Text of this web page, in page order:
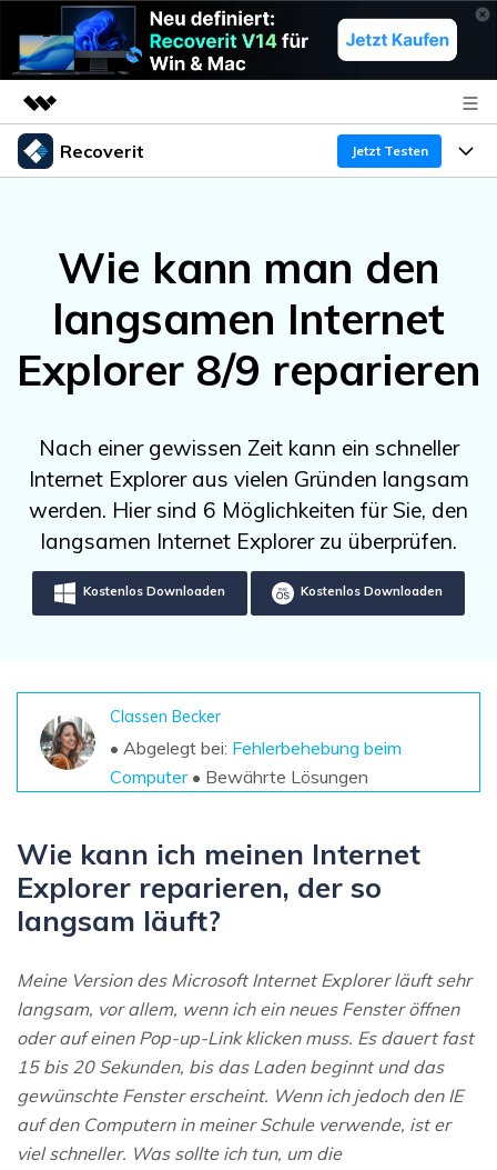
Top-Produkte
Überblick
Lösungen
Über uns
Presseraum
Shop
Recoverit Jetzt Testen
Recoverit für Windows
KI
Ein führendes Tool zur Datenrettung für Windows
Kostenlos Testen
Recoverit für Mac
KI
Unbegrenzte Daten vom Mac-System
Kostenlos Testen
Verlorene/gel?schte Daten kostenlos
Kostenlos Testen
Weitere Produkte
Repairit - Datenreparatur
Funktionen
Wiederherstellung von Laufwerken
Gel?schte Medien wiederherstellen
Exklusive Wiederherstellungsl?sungen Neu
Dokumente wiederherstellen
Datenverlust-Szenarien
Ressourcen
Warum Recoverit
Kundengeschichten
Aktuelles Thema
DOWNLOAD Sign In
search
Wie kann man den
langsamen Internet
Explorer 8/9 reparieren
Nach einer gewissen Zeit kann ein schneller
Internet Explorer aus vielen Gründen langsam
werden. Hier sind 6 Möglichkeiten für Sie, den
langsamen Internet Explorer zu überprüfen.
Kostenlos Downloaden Kostenlos Downloaden
Classen Becker
• Abgelegt bei: Fehlerbehebung beim
Computer• Bewährte Lösungen
Wie kann ich meinen Internet
Explorer reparieren, der so
langsam läuft?
Meine Version des Microsoft Internet Explorer läuft sehr
langsam, vor allem, wenn ich ein neues Fenster öffnen
oder auf einen Pop-up-Link klicken muss. Es dauert fast
15 bis 20 Sekunden, bis das Laden beginnt und das
gewünschte Fenster erscheint. Wenn ich jedoch den IE
auf den Computern in meiner Schule verwende, ist er
viel schneller. Was sollte ich tun, um die